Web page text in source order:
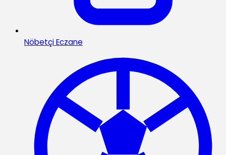
Nöbetçi Eczane